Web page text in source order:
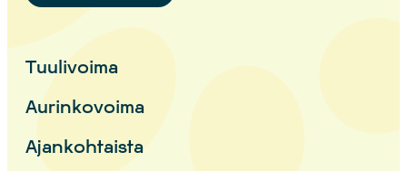
Tuulivoima
Aurinkovoima
Ajankohtaista